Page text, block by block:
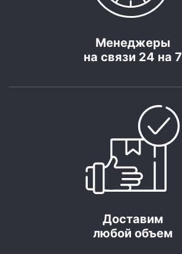
Менеджеры
на связи 24 на 7
Доставим
любой объем